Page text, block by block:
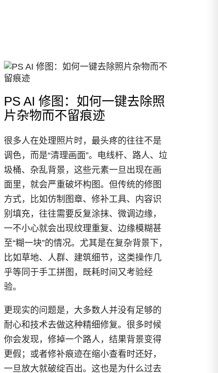
PS AI 修图：如何一键去除照
片杂物而不留痕迹
很多人在处理照片时，最头疼的往往不是
调色，而是“清理画面”。电线杆、路人、垃
圾桶、杂乱背景，这些元素一旦出现在画
面里，就会严重破坏构图。但传统的修图
方式，比如仿制图章、修补工具、内容识
别填充，往往需要反复涂抹、微调边缘，
一不小心就会出现纹理重复、边缘模糊甚
至“糊一块”的情况。尤其是在复杂背景下，
比如草地、人群、建筑细节，这类操作几
乎等同于手工拼图，既耗时间又考验经
验。
更现实的问题是，大多数人并没有足够的
耐心和技术去做这种精细修复。很多时候
你会发现，修掉一个路人，结果背景变得
更假；或者修补痕迹在缩小查看时还好，
一旦放大就破绽百出。这也是为什么过去